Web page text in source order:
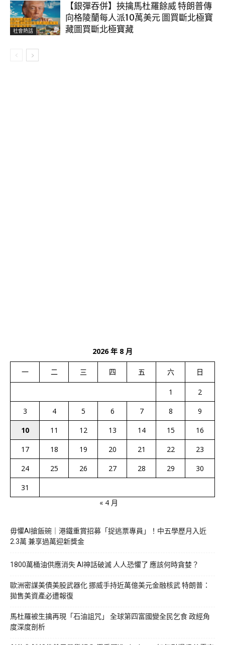
社會熱話
【銀彈吞併】挾擒馬杜羅餘威 特朗普傳
向格陵蘭每人派10萬美元 圖買斷北極寶
藏圖買斷北極寶藏
2026 年 8 月
一 二 三 四 五 六 日
1
2
3
4 5 6 7 8
9
10
11 12 13 14 15
16
17
18 19 20 21 22
23
24
25 26 27 28 29
30
31
« 4 月
毋懼AI搶飯碗｜港鐵重賞招募「捉逃票專員」！中五學歷月入近
2.3萬 兼享過萬迎新獎金
1800萬桶油供應消失 AI神話破滅 人人恐懼了 應該何時貪婪？
歐洲密謀美債美股武器化 挪威手持近萬億美元金融核武 特朗普：
拋售美資產必遭報復
馬杜羅被生擒再現「石油詛咒」 全球第四富國變全民乞食 政經角
度深度剖析